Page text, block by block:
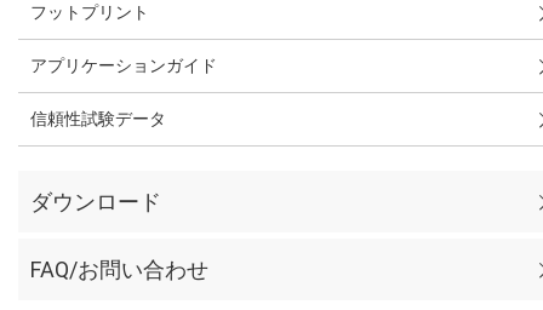
フットプリント
アプリケーションガイド
信頼性試験データ
ダウンロード
FAQ/お問い合わせ